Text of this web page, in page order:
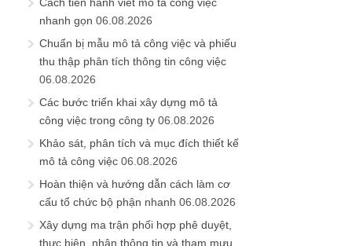
nhanh gọn 06.08.2026
Chuẩn bị mẫu mô tả công việc và phiếu
thu thập phân tích thông tin công việc
06.08.2026
Các bước triển khai xây dựng mô tả
công việc trong công ty 06.08.2026
Khảo sát, phân tích và mục đích thiết kế
mô tả công việc 06.08.2026
Hoàn thiện và hướng dẫn cách làm cơ
cấu tổ chức bộ phận nhanh 06.08.2026
Xây dựng ma trận phối hợp phê duyệt,
thực hiện, nhận thông tin và tham mưu